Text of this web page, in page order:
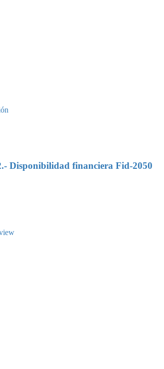
Disponibilidad financiera Fid-2050